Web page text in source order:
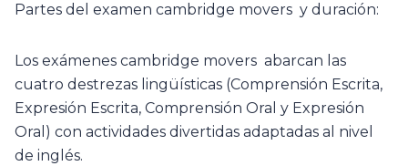
Partes del examen cambridge movers y duración:
Los exámenes cambridge movers abarcan las
cuatro destrezas lingüísticas (Comprensión Escrita,
Expresión Escrita, Comprensión Oral y Expresión
Oral) con actividades divertidas adaptadas al nivel
de inglés.